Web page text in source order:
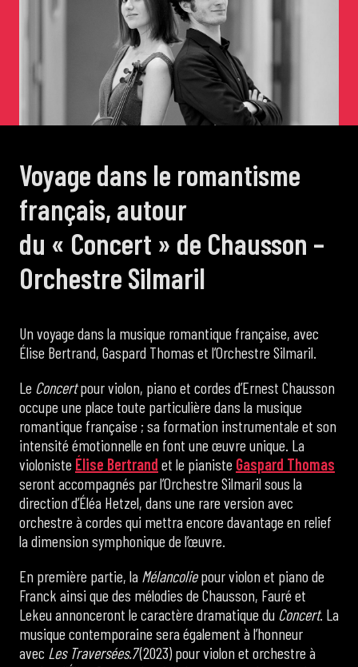
Concerts de midi et demi
Scolaires / Pass Culture
La salle
L’événementiel
Voyage dans le romantisme
français, autour
du « Concert » de Chausson –
Orchestre Silmaril
Un voyage dans la musique romantique française, avec
Élise Bertrand, Gaspard Thomas et l’Orchestre Silmaril.
Le Concertpour violon, piano et cordes d’Ernest Chausson
occupe une place toute particulière dans la musique
romantique française ; sa formation instrumentale et son
intensité émotionnelle en font une œuvre unique. La
violoniste Élise Bertrand et le pianiste Gaspard Thomas
seront accompagnés par l’Orchestre Silmaril sous la
direction d’Éléa Hetzel, dans une rare version avec
orchestre à cordes qui mettra encore davantage en relief
la dimension symphonique de l’œuvre.
En première partie, la Mélancoliepour violon et piano de
Franck ainsi que des mélodies de Chausson, Fauré et
Lekeu annonceront le caractère dramatique du Concert. La
musique contemporaine sera également à l’honneur
avec Les Traversées.7(2023) pour violon et orchestre à